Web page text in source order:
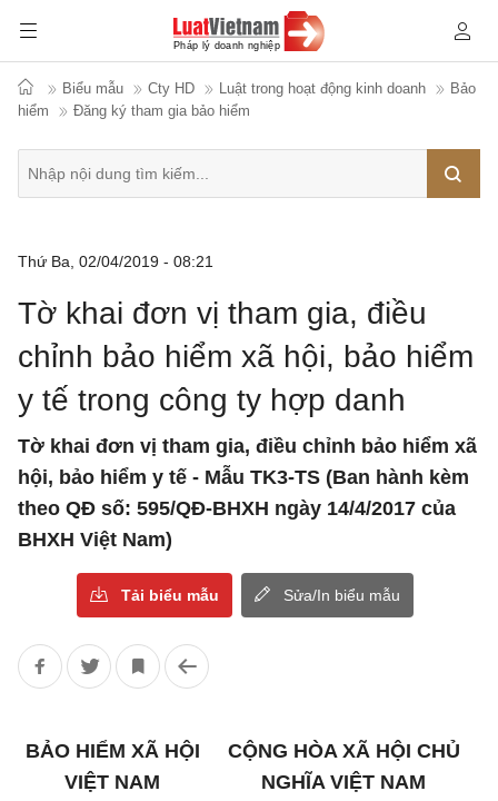
Biểu mẫu Cty HD Luật trong hoạt động kinh doanh
Bảo
hiểm
Đăng ký tham gia bảo hiểm
Thứ Ba, 02/04/2019 - 08:21
Tờ khai đơn vị tham gia, điều
chỉnh bảo hiểm xã hội, bảo hiểm
y tế trong công ty hợp danh
Tờ khai đơn vị tham gia, điều chỉnh bảo hiểm xã
hội, bảo hiểm y tế - Mẫu TK3-TS (Ban hành kèm
theo QĐ số: 595/QĐ-BHXH ngày 14/4/2017 của
BHXH Việt Nam)
Tải biểu mẫu Sửa/In biểu mẫu
BẢO HIỂM XÃ HỘI
VIỆT NAM
CỘNG HÒA XÃ HỘI CHỦ
NGHĨA VIỆT NAM